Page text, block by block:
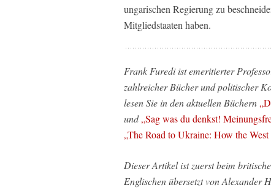
ungarischen Regierung zu
Mitgliedstaaten haben.
Frank Furedi ist emeritierter
zahlreicher Bücher und politischer
lesen Sie in den aktuellen Büchern
und„Sag was du denkst!
„The Road to Ukraine: How the
Dieser Artikel ist zuerst beim
Englischen übersetzt von Alexander